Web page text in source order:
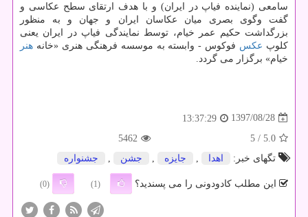
سامعی (نماینده فیاپ در ایران) و با هدف ارتقای سطح عكاسی و
گفت وگوی بصری میان عكاسان ایران و جهان و به منظور
بزرگداشت حكیم عمر خیام، توسط نمایندگی فیاپ در ایران یعنی
كلوپ عكس فوكوس - وابسته به موسسه فرهنگی هنری «خانه هنر
خیام» برگزار می گردد.
1397/08/28
13:37:29
5.0
/ 5
5462
تگهای خبر:
اهدا , جایزه , جشن , جشنواره
این مطلب کادودونی را می پسندید؟ (1)
(0)